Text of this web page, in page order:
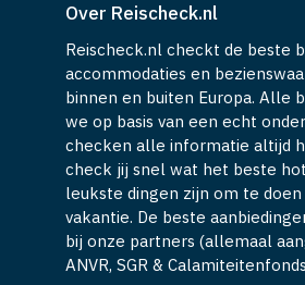
Over Reischeck.nl
Reischeck.nl checkt de beste
accommodaties en
binnen en buiten Europa. Alle
we op basis van een echt
checken alle informatie altijd
check jij snel wat het beste
leukste dingen zijn om te
vakantie. De beste
bij onze partners (allemaal
ANVR, SGR &